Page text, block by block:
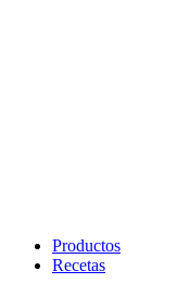
Productos
Recetas